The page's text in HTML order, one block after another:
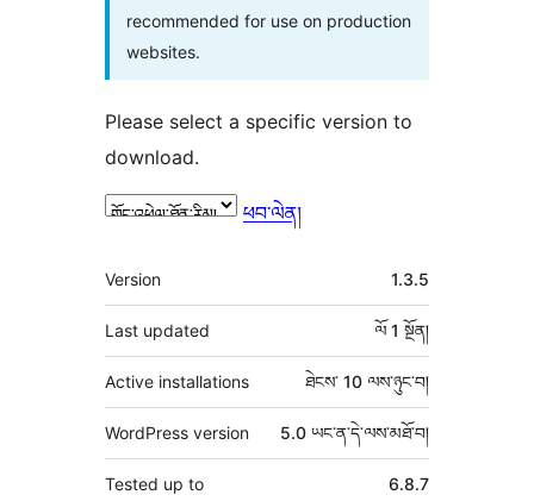
recommended for use on production
websites.
Please select a specific version to
download.
ཕབ་ལེན།
ཟུར་
བརྗོད།
Version 1.3.5
Last updated ལོ 1 སྔོན།
Active installations ཐེངས་ 10 ལས་ཉུང་བ།
WordPress version 5.0 ཡང་ན་དེ་ལས་མཐོ་བ།
Tested up to 6.8.7